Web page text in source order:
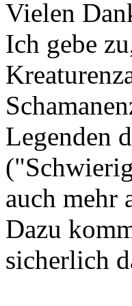
Vielen
Ich gebe
Legenden
auch mehr
Dazu
sicherlich